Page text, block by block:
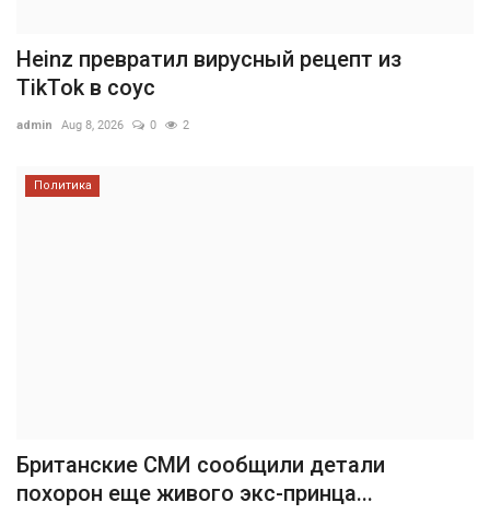
Heinz превратил вирусный рецепт из
TikTok в соус
admin Aug 8, 2026 0 2
Политика
Британские СМИ сообщили детали
похорон еще живого экс-принца...